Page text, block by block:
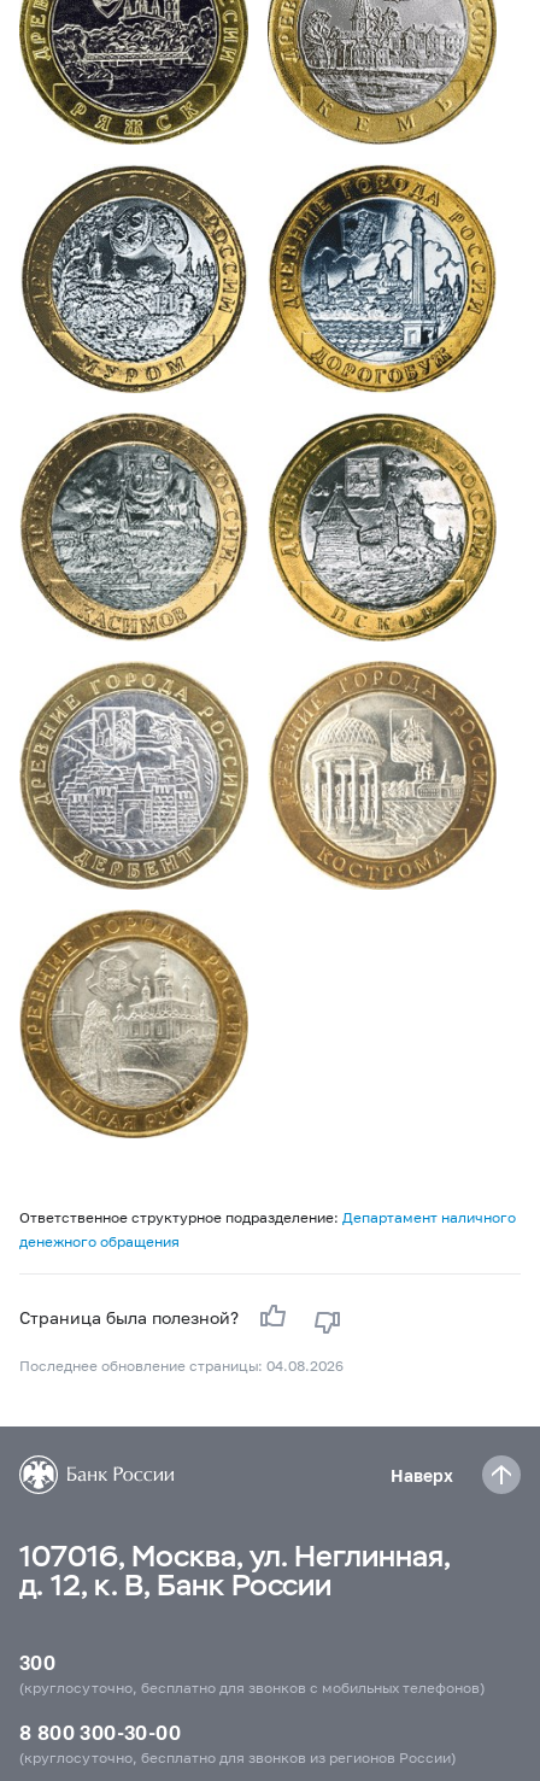
Ответственное структурное подразделение: Департамент наличного
денежного обращения
Страница была полезной?
Последнее обновление страницы: 04.08.2026
Наверх
107016, Москва, ул. Неглинная,
д. 12, к. В, Банк России
300
(круглосуточно, бесплатно для звонков с мобильных телефонов)
8 800 300-30-00
(круглосуточно, бесплатно для звонков из регионов России)